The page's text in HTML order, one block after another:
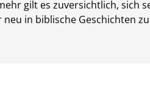
gilt es zuversichtlich, sich
in biblische Geschichten